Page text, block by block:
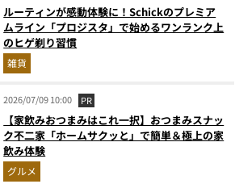
ルーティンが感動体験に！Schickのプレミア
ムライン「プロジスタ」で始めるワンランク上
のヒゲ剃り習慣
雑貨
2026/07/09 10:00 PR
【家飲みおつまみはこれ一択】おつまみスナッ
ク不二家「ホームサクッと」で簡単＆極上の家
飲み体験
グルメ